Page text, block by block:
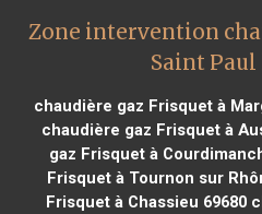
Zone intervention
Saint Paul
chaudière gaz Frisquet à
chaudière gaz Frisquet à
gaz Frisquet à
Frisquet à Tournon sur
Frisquet à Chassieu 69680